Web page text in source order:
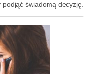
świadomą decyzję.